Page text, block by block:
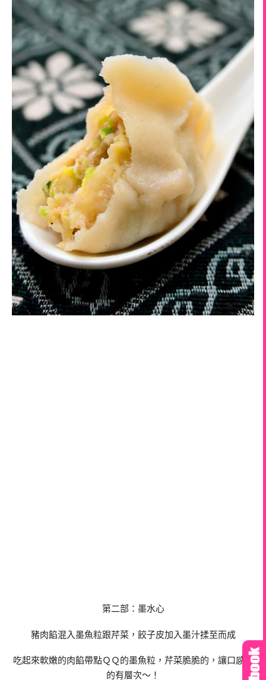
第二部：墨水心
豬肉餡混入墨魚粒跟芹菜，餃子皮加入墨汁揉至而成
吃起來軟嫩的肉餡帶點ＱＱ的墨魚粒，芹菜脆脆的，讓口感變
的有層次～！